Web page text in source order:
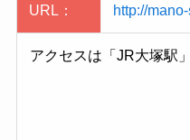
URL： http://
アクセスは「JR大塚駅